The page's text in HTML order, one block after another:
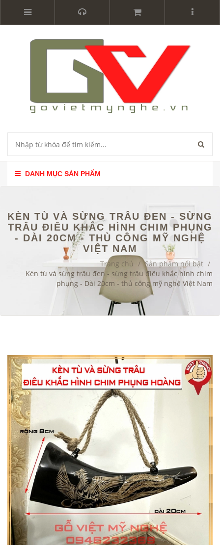
DANH MỤC SẢN PHẨM
KÈN TÙ VÀ SỪNG TRÂU ĐEN - SỪNG
TRÂU ĐIÊU KHẮC HÌNH CHIM PHỤNG
- DÀI 20CM - THỦ CÔNG MỸ NGHỆ
VIỆT NAM
Trang chủ / Sản phẩm nổi bật /
Kèn tù và sừng trâu đen - sừng trâu điêu khắc hình chim
phụng - Dài 20cm - thủ công mỹ nghệ Việt Nam